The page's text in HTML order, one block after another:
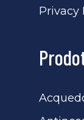
Privacy